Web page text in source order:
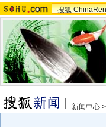
搜狐 ChinaRen
新闻中心 >